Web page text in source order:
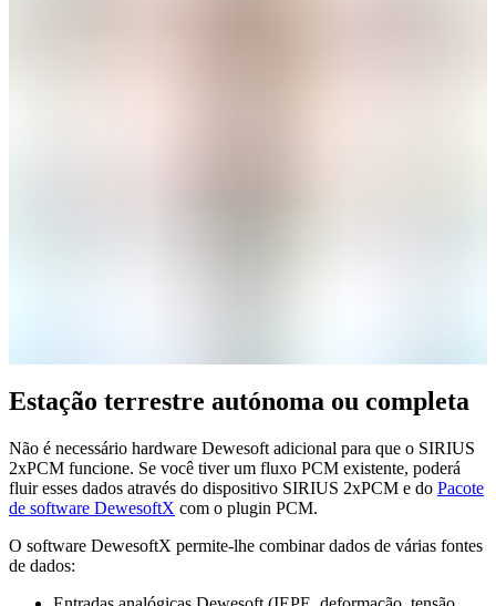
Estação terrestre autónoma ou completa
Não é necessário hardware Dewesoft adicional para que o SIRIUS
2xPCM funcione. Se você tiver um fluxo PCM existente, poderá
fluir esses dados através do dispositivo SIRIUS 2xPCM e do Pacote
de software DewesoftX com o plugin PCM.
O software DewesoftX permite-lhe combinar dados de várias fontes
de dados: